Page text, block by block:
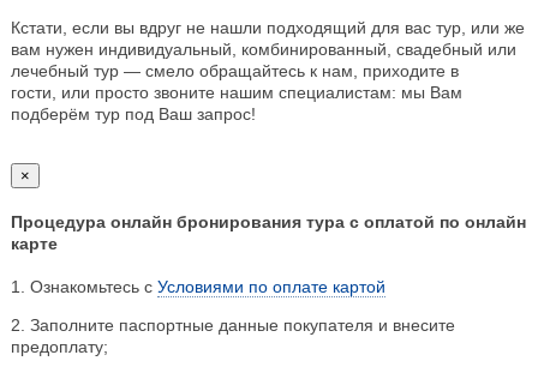
Кстати, если вы вдруг не нашли подходящий для вас тур, или же
вам нужен индивидуальный, комбинированный, свадебный или
лечебный тур — смело обращайтесь к нам, приходите в
гости, или просто звоните нашим специалистам: мы Вам
подберём тур под Ваш запрос!
×
Процедура онлайн бронирования тура с оплатой по онлайн
карте
1. Ознакомьтесь с Условиями по оплате картой
2. Заполните паспортные данные покупателя и внесите
предоплату;